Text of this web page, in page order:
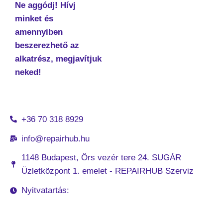
Ne aggódj! Hívj
minket és
amennyiben
beszerezhető az
alkatrész, megjavítjuk
neked!
+36 70 318 8929
info@repairhub.hu
1148 Budapest, Örs vezér tere 24. SUGÁR
Üzletközpont 1. emelet - REPAIRHUB Szerviz
Nyitvatartás: